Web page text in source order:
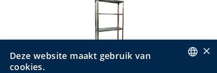
×
Deze website maakt gebruik van
cookies.